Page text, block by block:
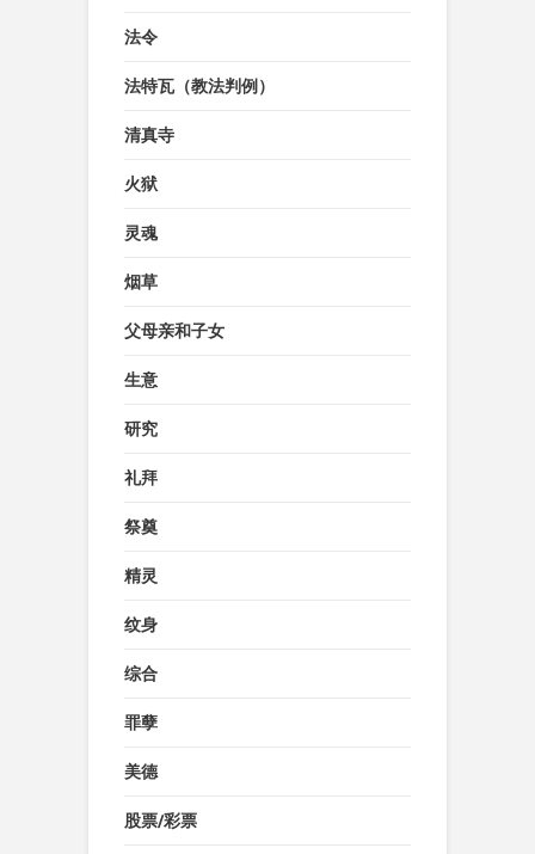
法令
法特瓦（教法判例）
清真寺
火狱
灵魂
烟草
父母亲和子女
生意
研究
礼拜
祭奠
精灵
纹身
综合
罪孽
美德
股票/彩票